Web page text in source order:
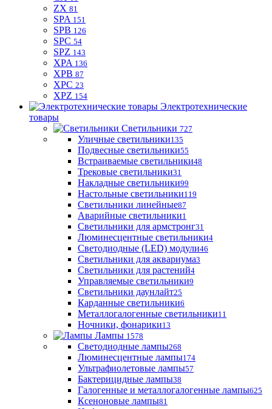
ZX 81
SPA 151
SPB 126
SPC 54
SPZ 143
XPA 136
XPB 87
XPC 23
XPZ 154
Электротехнические
товары
Светильники 727
Уличные светильники135
Подвесные светильники55
Встраиваемые светильники48
Трековые светильники31
Накладные светильники99
Настольные светильники119
Светильники линейные87
Аварийные светильники1
Светильники для армстронг31
Люминесцентные светильники4
Светодиодные (LED) модули46
Светильники для аквариума3
Светильники для растений4
Управляемые светильники9
Светильники даунлайт25
Карданные светильники6
Металлогалогенные светильники11
Ночники, фонарики13
Лампы 1578
Светодиодные лампы268
Люминесцентные лампы174
Ультрафиолетовые лампы57
Бактерицидные лампы38
Галогенные и металлогалогенные лампы625
Ксеноновые лампы81